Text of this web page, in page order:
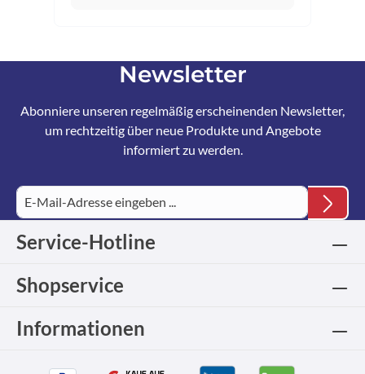
Newsletter
Abonniere unseren regelmäßig erscheinenden Newsletter,
um rechtzeitig über neue Produkte und Angebote
informiert zu werden.
Service-Hotline
Shopservice
Informationen